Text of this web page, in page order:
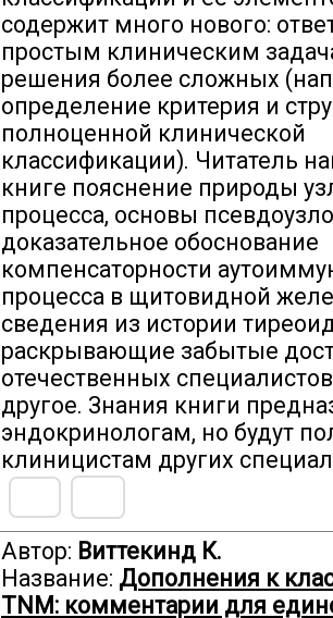
содержит много нового:
простым клиническим
решения более сложных
определение критерия и
полноценной клинической
классификации). Читатель
книге пояснение природы
процесса, основы
доказательное обоснование
компенсаторности
процесса в щитовидной
сведения из истории
раскрывающие забытые
отечественных
другое. Знания книги
эндокринологам, но будут
клиницистам других
Автор: Виттекинд К.
Название: Дополнения к
TNM: комментарии для